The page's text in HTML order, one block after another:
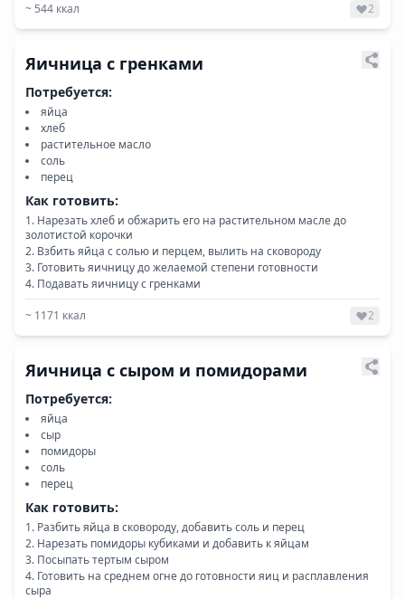
~ 544 ккал 2
Яичница с гренками
Потребуется:
яйца
хлеб
растительное масло
соль
перец
Как готовить:
Нарезать хлеб и обжарить его на растительном масле до
золотистой корочки
Взбить яйца с солью и перцем, вылить на сковороду
Готовить яичницу до желаемой степени готовности
Подавать яичницу с гренками
~ 1171 ккал 2
Яичница с сыром и помидорами
Потребуется:
яйца
сыр
помидоры
соль
перец
Как готовить:
Разбить яйца в сковороду, добавить соль и перец
Нарезать помидоры кубиками и добавить к яйцам
Посыпать тертым сыром
Готовить на среднем огне до готовности яиц и расплавления
сыра